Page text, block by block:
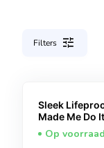
Filters tune
Sleek
Made Me Do It
Op voorraad